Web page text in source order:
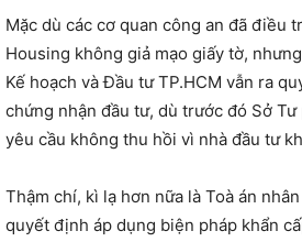
Mặc dù các cơ quan công an đã điều
Housing không giả mạo giấy tờ,
Kế hoạch và Đầu tư TP.HCM vẫn ra
chứng nhận đầu tư, dù trước đó Sở Tư
yêu cầu không thu hồi vì nhà đầu tư
Thậm chí, kì lạ hơn nữa là Toà án
quyết định áp dụng biện pháp khẩn